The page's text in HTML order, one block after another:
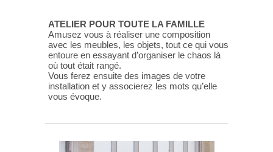
ATELIER POUR TOUTE LA FAMILLE
Amusez vous à réaliser une composition
avec les meubles, les objets, tout ce qui vous
entoure en essayant d’organiser le chaos là
où tout était rangé.
Vous ferez ensuite des images de votre
installation et y associerez les mots qu’elle
vous évoque.